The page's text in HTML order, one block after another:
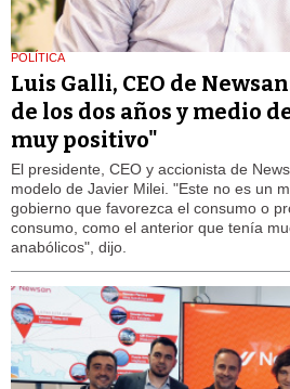
POLÍTICA
Luis Galli, CEO de
de los dos años y medio
muy positivo"
El presidente, CEO y accionista de
modelo de Javier Milei. "Este no es un
gobierno que favorezca el consumo o
consumo, como el anterior que tenía
anabólicos", dijo.